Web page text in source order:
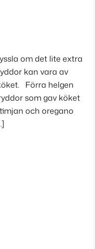
om det lite extra
kan vara av
Förra helgen
som gav köket
och oregano